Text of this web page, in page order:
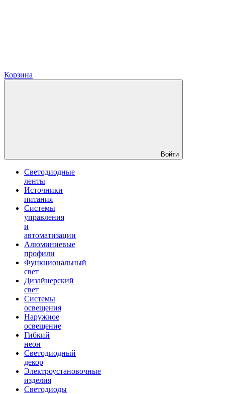
Корзина
Войти
Светодиодные
ленты
Источники
питания
Системы
управления
и
автоматизации
Алюминиевые
профили
Функциональный
свет
Дизайнерский
свет
Системы
освещения
Наружное
освещение
Гибкий
неон
Светодиодный
декор
Электроустановочные
изделия
Светодиоды